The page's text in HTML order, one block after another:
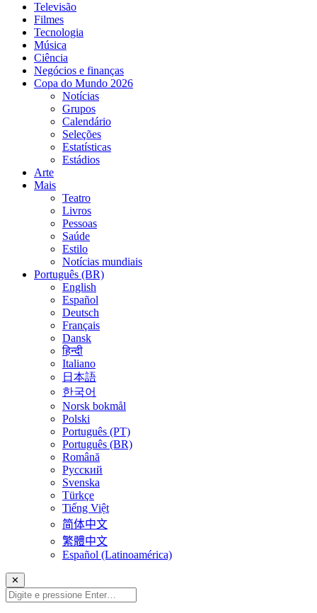
Televisão
Filmes
Tecnologia
Música
Ciência
Negócios e finanças
Copa do Mundo 2026
Notícias
Grupos
Calendário
Seleções
Estatísticas
Estádios
Arte
Mais
Teatro
Livros
Pessoas
Saúde
Estilo
Notícias mundiais
Português (BR)
English
Español
Deutsch
Français
Dansk
हिन्दी
Italiano
日本語
한국어
Norsk bokmål
Polski
Português (PT)
Português (BR)
Română
Русский
Svenska
Türkçe
Tiếng Việt
简体中文
繁體中文
Español (Latinoamérica)
✕